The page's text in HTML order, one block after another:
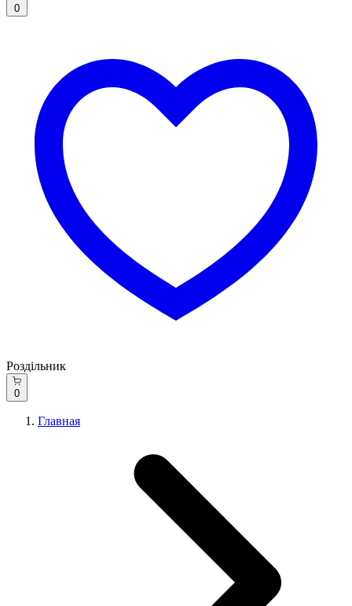
0
Роздільник
0
Главная